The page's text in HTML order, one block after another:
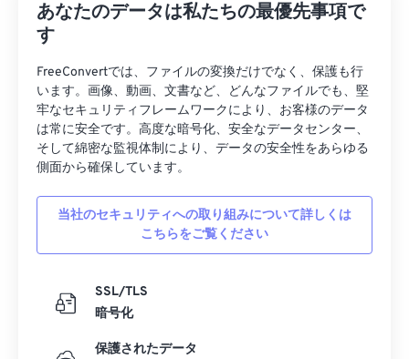
あなたのデータは私たちの最優先事項で
す
FreeConvertでは、ファイルの変換だけでなく、保護も行
います。画像、動画、文書など、どんなファイルでも、堅
牢なセキュリティフレームワークにより、お客様のデータ
は常に安全です。高度な暗号化、安全なデータセンター、
そして綿密な監視体制により、データの安全性をあらゆる
側面から確保しています。
当社のセキュリティへの取り組みについて詳しくは
こちらをご覧ください
SSL/TLS
暗号化
保護されたデータ